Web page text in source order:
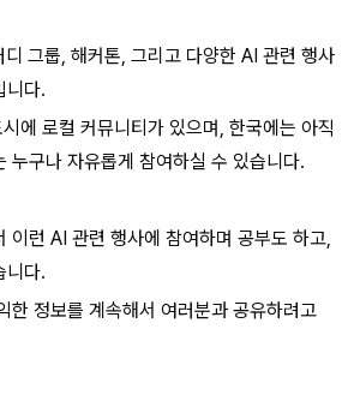
그룹, 해커톤, 그리고 다양한 AI 관련 행사
니다.
에 로컬 커뮤니티가 있으며, 한국에는 아직
누구나 자유롭게 참여하실 수 있습니다.
이런 AI 관련 행사에 참여하며 공부도 하고,
니다.
한 정보를 계속해서 여러분과 공유하려고